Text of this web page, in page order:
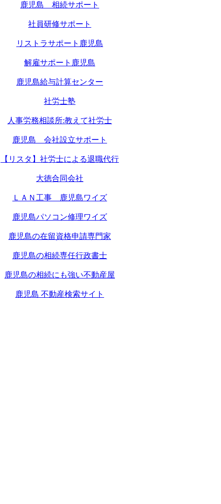
鹿児島 相続サポート
社員研修サポート
リストラサポート鹿児島
解雇サポート鹿児島
鹿児島給与計算センター
社労士塾
人事労務相談所:教えて社労士
鹿児島 会社設立サポート
【リスタ】社労士による退職代行
大徳合同会社
ＬＡＮ工事 鹿児島ワイズ
鹿児島パソコン修理ワイズ
鹿児島の在留資格申請専門家
鹿児島の相続専任行政書士
鹿児島の相続にも強い不動産屋
鹿児島 不動産検索サイト